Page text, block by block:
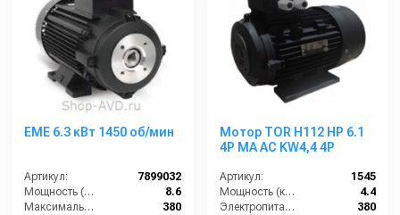
EME 6.3 кВт 1450 об/мин
Артикул:
7899032
Мощность (л/с):
8.6
Максимальное напряжение (В):
380
Мотор TOR H112 HP 6.1
4P MA AC KW4,4 4P
Артикул:
1545
Мощность (кВт):
4.4
Электропитание (В):
380